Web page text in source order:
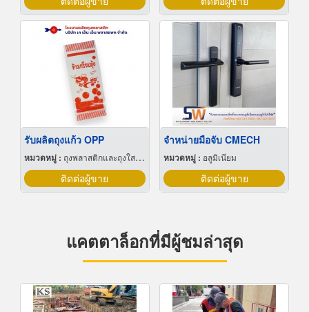
รับผลิตถุงแก้ว OPP
หมวดหมู่ : ถุงพลาสติกและถุงใสโปร่ง
ติดต่อผู้ขาย
จำหน่ายมือจับ CMECH
หมวดหมู่ : อลูมิเนียม
ติดต่อผู้ขาย
แคตตาล็อกที่มีผู้ชมล่าสุด